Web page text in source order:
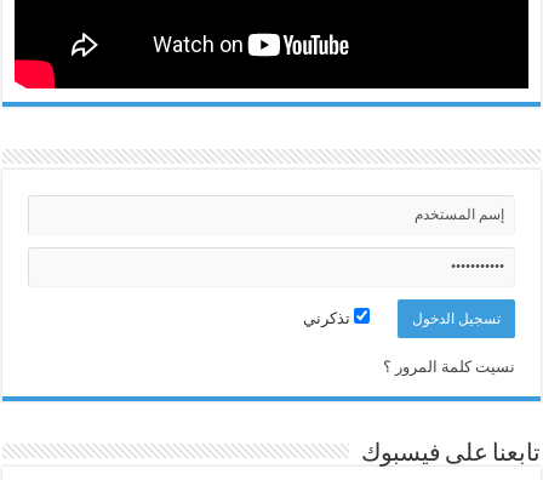
تذكرني
نسيت كلمة المرور ؟
تابعنا على فيسبوك